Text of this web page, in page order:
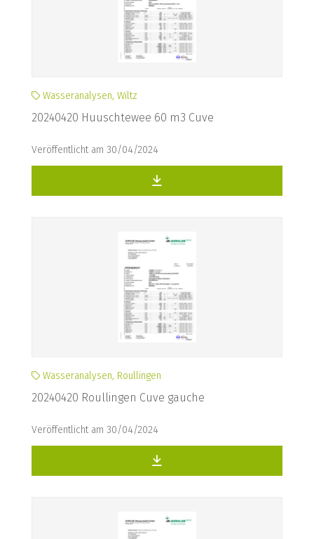
Wasseranalysen, Wiltz
20240420 Huuschtewee 60 m3 Cuve
Veröffentlicht am 30/04/2024
Wasseranalysen, Roullingen
20240420 Roullingen Cuve gauche
Veröffentlicht am 30/04/2024